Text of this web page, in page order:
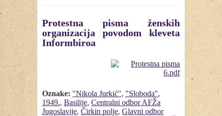
Protestna pisma ženskih
organizacija povodom kleveta
Informbiroa
Oznake: "Nikola Jurkić", "Sloboda",
1949., Basilije, Centralni odbor AFŽa
Jugoslavije, Čirkin polje, Glavni odbor